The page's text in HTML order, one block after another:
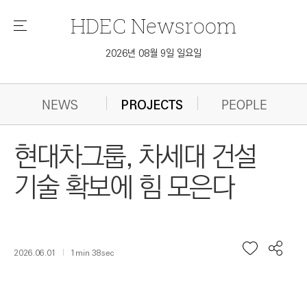
메
HDEC Newsroom
2026년 08월 9일 일요일
NEWS PROJECTS PEOPLE
현대차그룹, 차세대 건설
기술 확보에 힘 모은다
2026.06.01 1min 38sec